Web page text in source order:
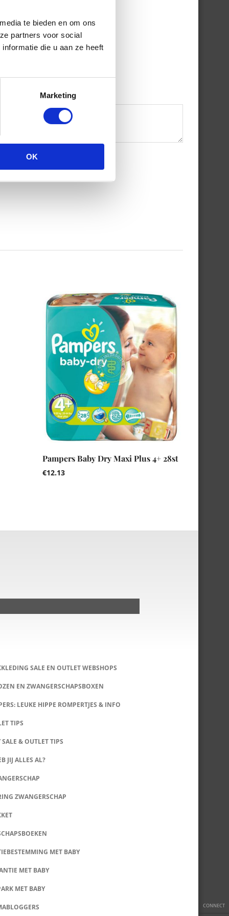
te bieden en om ons
partners voor social
die u aan ze heeft
Marketing
OK
CONNECT
Pampers Baby Dry Maxi Plus 4+ 28st
€12.13
SALE EN OUTLET WEBSHOPS
EN ZWANGERSCHAPSBOXEN
LEUKE HIPPE ROMPERTJES & INFO
TIPS
SALE & OUTLET TIPS
JIJ ALLES AL?
ZWANGERSCHAP
MET BABY
MET BABY
MET BABY